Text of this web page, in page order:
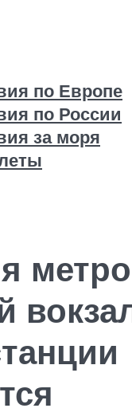
по Европе
по России
за моря